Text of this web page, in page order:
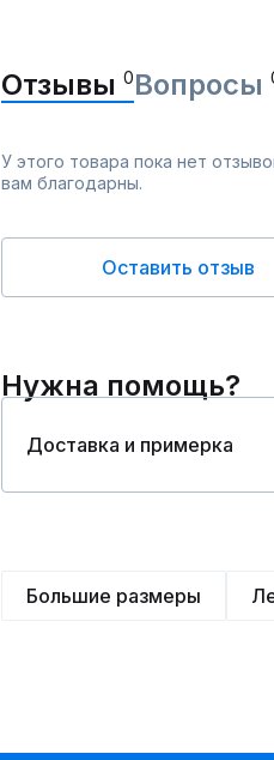
Отзывы 0Вопросы
У этого товара пока нет
вам благодарны.
Оставить отзыв
Нужна помощь?
Доставка и примерка
Большие размеры